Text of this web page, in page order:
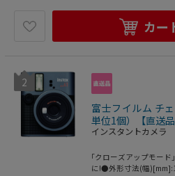
カー
2
富士フイルム チ
単位1個）【直送品
インスタントカメラ
｢クローズアップモード
に!●外形寸法(幅